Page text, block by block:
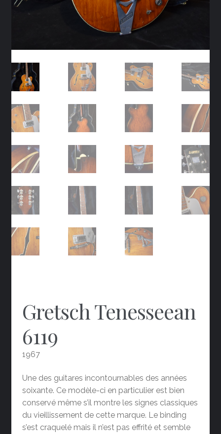
Gretsch Tenesseean
6119
1967
Une des guitares incontournables des années
soixante. Ce modèle-ci en particulier est bien
conservé même s’il montre les signes classiques
du vieillissement de cette marque. Le binding
s’est craquelé mais il n’est pas effrité et semble